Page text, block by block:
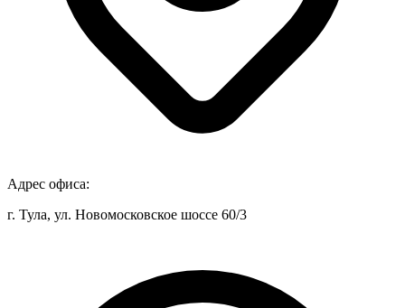
Адрес офиса:
г. Тула, ул. Новомосковское шоссе 60/3